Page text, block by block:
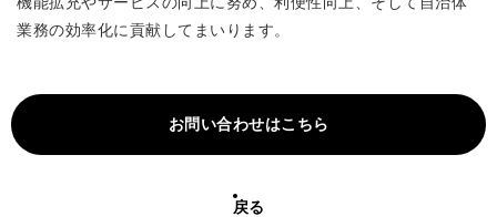
業務の効率化に貢献してまいります。
お問い合わせはこちら
戻る